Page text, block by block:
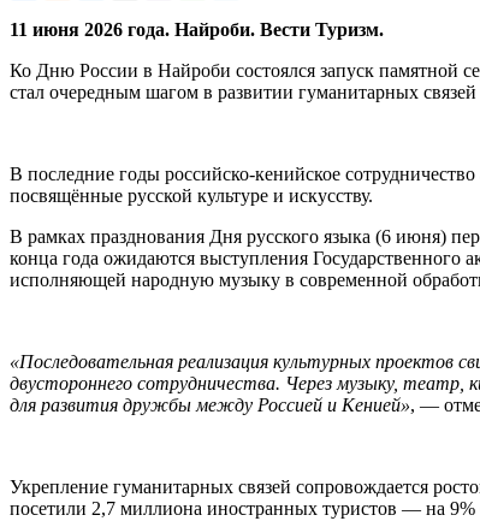
11 июня 2026 года. Найроби. Вести Туризм.
Ко Дню России в Найроби состоялся запуск памятной
стал очередным шагом в развитии гуманитарных
В последние годы российско-кенийское
посвящённые русской культуре и искусству.
В рамках празднования Дня русского языка (6 июня)
конца года ожидаются выступления
исполняющей народную музыку в современной
«Последовательная реализация культурных проектов
двустороннего сотрудничества. Через музыку,
для развития дружбы между Россией и Кенией», —
Укрепление гуманитарных связей сопровождается
посетили 2,7 миллиона иностранных туристов — на